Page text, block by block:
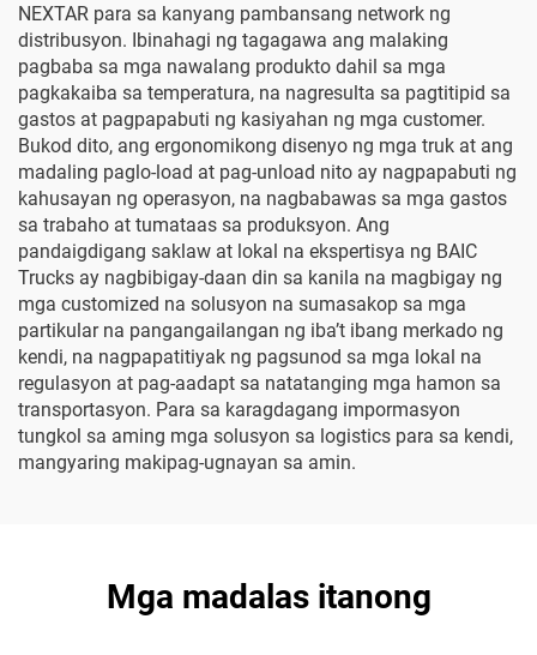
NEXTAR para sa kanyang pambansang network ng
distribusyon. Ibinahagi ng tagagawa ang malaking
pagbaba sa mga nawalang produkto dahil sa mga
pagkakaiba sa temperatura, na nagresulta sa pagtitipid sa
gastos at pagpapabuti ng kasiyahan ng mga customer.
Bukod dito, ang ergonomikong disenyo ng mga truk at ang
madaling paglo-load at pag-unload nito ay nagpapabuti ng
kahusayan ng operasyon, na nagbabawas sa mga gastos
sa trabaho at tumataas sa produksyon. Ang
pandaigdigang saklaw at lokal na ekspertisya ng BAIC
Trucks ay nagbibigay-daan din sa kanila na magbigay ng
mga customized na solusyon na sumasakop sa mga
partikular na pangangailangan ng iba’t ibang merkado ng
kendi, na nagpapatitiyak ng pagsunod sa mga lokal na
regulasyon at pag-aadapt sa natatanging mga hamon sa
transportasyon. Para sa karagdagang impormasyon
tungkol sa aming mga solusyon sa logistics para sa kendi,
mangyaring makipag-ugnayan sa amin.
Mga madalas itanong